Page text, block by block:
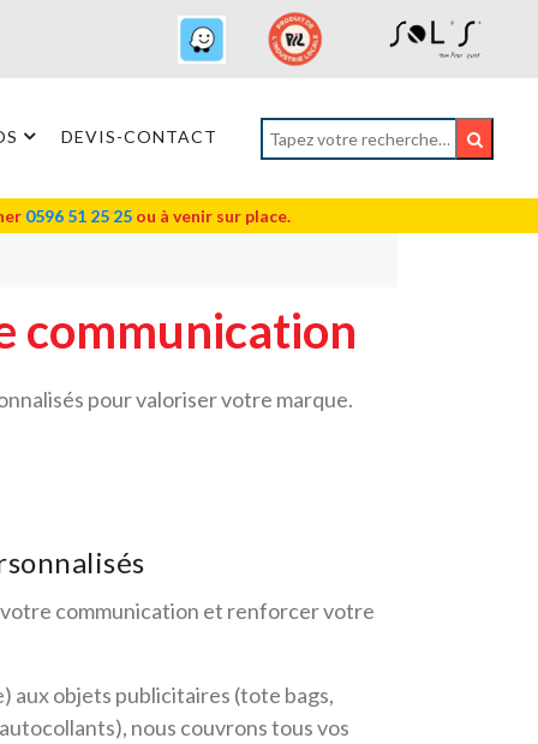
DEVIS-CONTACT
0596 51 25 25 ou à venir sur place.
communication
pour valoriser votre marque.
communication et renforcer votre
aux objets publicitaires (tote bags,
nous couvrons tous vos